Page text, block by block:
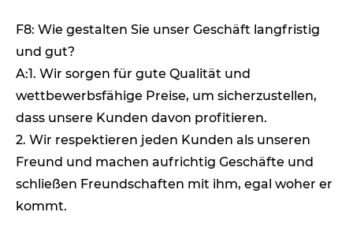
F8: Wie gestalten Sie unser Geschäft langfristig
und gut?
A:1. Wir sorgen für gute Qualität und
wettbewerbsfähige Preise, um sicherzustellen,
dass unsere Kunden davon profitieren.
2. Wir respektieren jeden Kunden als unseren
Freund und machen aufrichtig Geschäfte und
schließen Freundschaften mit ihm, egal woher er
kommt.